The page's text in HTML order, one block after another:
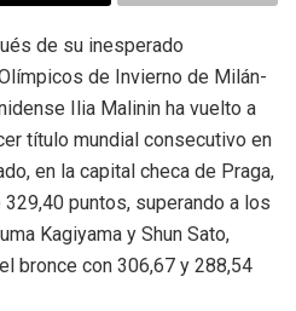
de su inesperado
de Invierno de Milán-
Ilia Malinin ha vuelto a
título mundial consecutivo en
en la capital checa de Praga,
puntos, superando a los
Kagiyama y Shun Sato,
bronce con 306,67 y 288,54